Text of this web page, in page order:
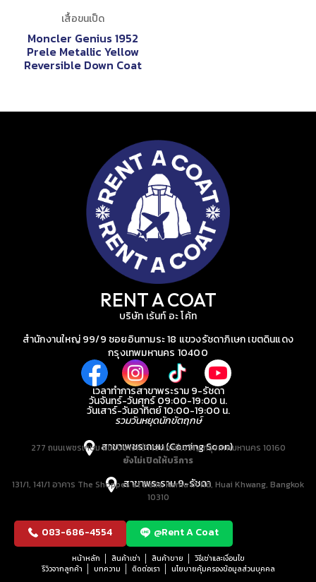
เสื้อขนเป็ด
Moncler Genius 1952
Prele Metallic Yellow
Reversible Down Coat
RENT A COAT
บริษัท เร้นท์ อะ โค้ท
สำนักงานใหญ่ 99/9 ซอยอินทามระ 18 แขวงรัชดาภิเษก เขตดินแดง
กรุงเทพมหานคร 10400
เวลาทำการสาขาพระราม 9-รัชดา
วันจันทร์-วันศุกร์ 09:00-19:00 น.
วันเสาร์-วันอาทิตย์ 10:00-19:00 น.
รวมวันหยุดนักขัตฤกษ์
สาขาเพชรเกษม (Coming Soon)
277 ถนนเพชรเกษม แขวงบางหว้า เขตภาษีเจริญ กรุงเทพมหานคร 10160
ยังไม่เปิดให้บริการ
สาขาพระราม 9-รัชดา
131/1, 141/1 อาคาร The Shoppes at Belle, Rama IX Rd, Huai Khwang, Bangkok
10310
083-686-4554 @Rent A Coat
หน้าหลัก สินค้าเช่า สินค้าขาย
วิธีเช่าและเงื่อนไข
รีวิวจากลูกค้า
บทความ ติดต่อเรา นโยบายคุ้มครองข้อมูลส่วนบุคคล